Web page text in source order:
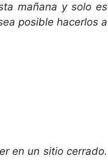
mañana y solo es
posible hacerlos a
en un sitio cerrado.